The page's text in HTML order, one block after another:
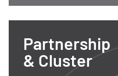
Partnership
& Cluster